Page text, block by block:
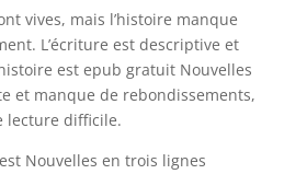
vives, mais l’histoire manque
L’écriture est descriptive et
est epub gratuit Nouvelles
et manque de rebondissements,
lecture difficile.
Nouvelles en trois lignes